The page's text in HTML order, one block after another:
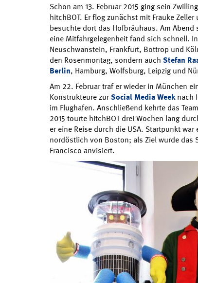
Schon am 13. Februar 2015 ging sein
hitchBOT. Er flog zunächst mit Frauke
besuchte dort das Hofbräuhaus. Am Abend
eine Mitfahrgelegenheit fand sich schnell.
Neuschwanstein, Frankfurt, Bottrop und
den Rosenmontag, sondern auch Stefan
Berlin, Hamburg, Wolfsburg, Leipzig und
Am 22. Februar traf er wieder in München
Konstrukteure zurSocial Media Weeknach
im Flughafen. Anschließend kehrte das
2015 tourte hitchBOT drei Wochen lang
er eine Reise durch die USA. Startpunkt
nordöstlich von Boston; als Ziel wurde das
Francisco anvisiert.